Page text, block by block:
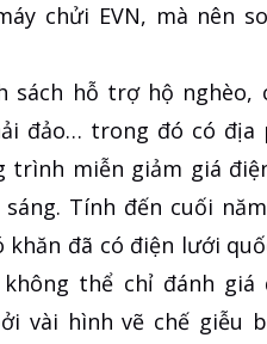
chửi EVN, mà nên
sách hỗ trợ hộ nghèo,
đảo… trong đó có
trình miễn giảm giá
Tính đến cuối năm
khăn đã có điện lưới
thể chỉ đánh giá
vài hình vẽ chế giễu